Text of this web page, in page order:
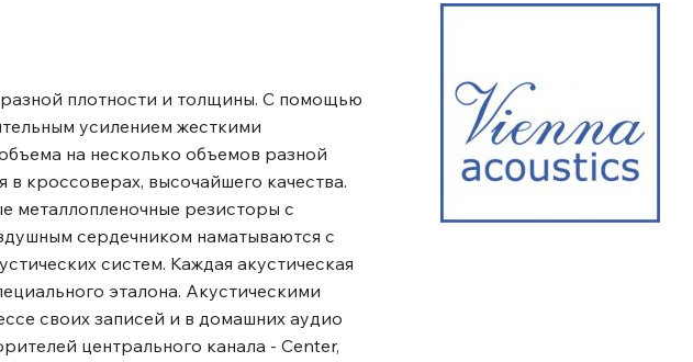
разной плотности и толщины. С помощью
усилением жесткими
на несколько объемов разной
кроссоверах, высочайшего качества.
металлопленочные резисторы с
сердечником наматываются с
систем. Каждая акустическая
эталона. Акустическими
своих записей и в домашних аудио
центрального канала - Center,